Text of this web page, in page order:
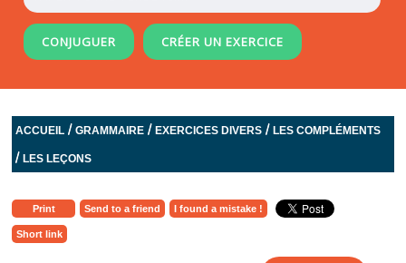
CONJUGUER CRÉER UN EXERCICE
ACCUEIL /GRAMMAIRE /EXERCICES DIVERS /LES COMPLÉMENTS
/LES LEÇONS
Print Send to a friend I found a mistake !
Short link